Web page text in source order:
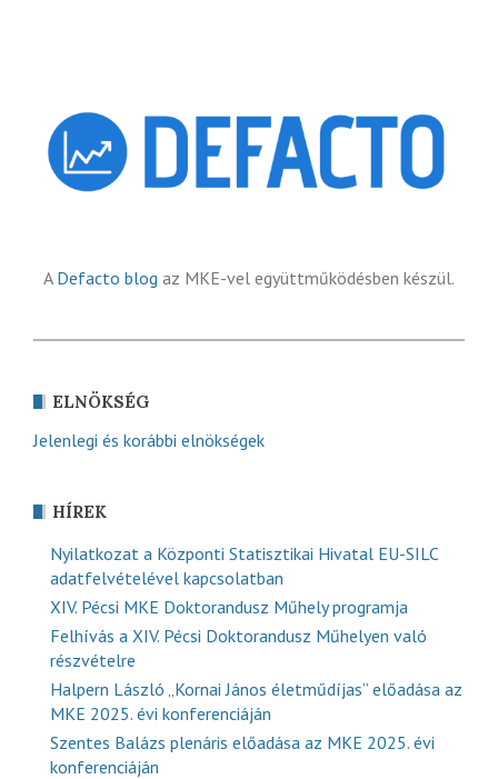
A Defacto blog az MKE-vel együttműködésben készül.
ELNÖKSÉG
Jelenlegi és korábbi elnökségek
HÍREK
Nyilatkozat a Központi Statisztikai Hivatal EU-SILC
adatfelvételével kapcsolatban
XIV. Pécsi MKE Doktorandusz Műhely programja
Felhívás a XIV. Pécsi Doktorandusz Műhelyen való
részvételre
Halpern László „Kornai János életműdíjas” előadása az
MKE 2025. évi konferenciáján
Szentes Balázs plenáris előadása az MKE 2025. évi
konferenciáján